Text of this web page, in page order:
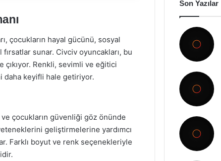
çocukların hayal gücünü, sosyal
sunar. Civciv oyuncakları, bu
çıkıyor. Renkli, sevimli ve eğitici
daha keyifli hale getiriyor.
çocukların güvenliği göz önünde
geliştirmelerine yardımcı
Farklı boyut ve renk seçenekleriyle
Son Yazılar